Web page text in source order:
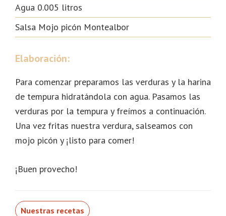
Agua 0.005 litros
Salsa Mojo picón Montealbor
Elaboración:
Para comenzar preparamos las verduras y la harina
de tempura hidratándola con agua. Pasamos las
verduras por la tempura y freímos a continuación.
Una vez fritas nuestra verdura, salseamos con
mojo picón y ¡listo para comer!
¡Buen provecho!
Nuestras recetas